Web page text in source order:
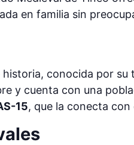
en familia sin
conocida por
y cuenta con una
15, que la conecta